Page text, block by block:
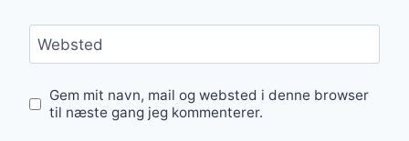
Websted
Gem mit navn, mail og websted i denne browser
til næste gang jeg kommenterer.